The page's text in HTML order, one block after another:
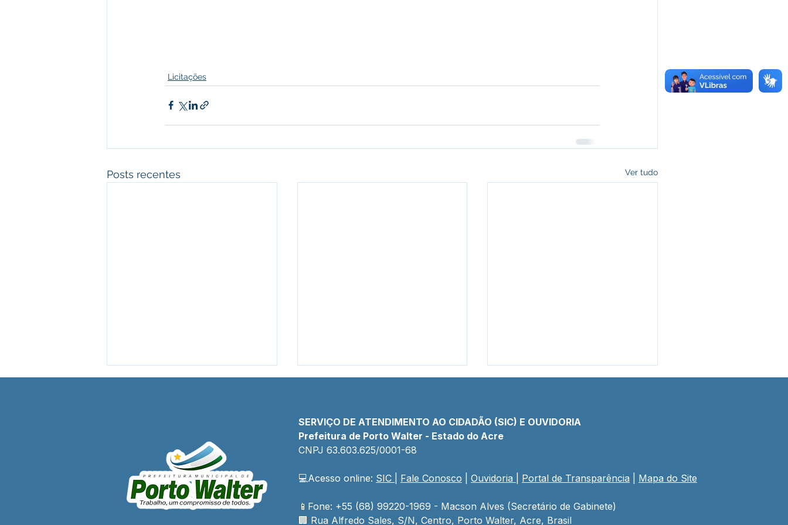
Licitações
Posts recentes Ver tudo
PP SRP 020/2025 - Aviso de
Licitação
PP SRP 019/2025 - Aviso de
Chamada Pública
Licitação
SERVIÇO DE ATENDIMENTO AO CIDADÃO (SIC) E OUVIDORIA
Prefeitura de Porto Walter - Estado do Acre
CNPJ 63.603.625/0001-68
💻Acesso online: SIC Fale Conosco Ouvidoria Portal de Transparência Mapa do Site
📱Fone: +55 (68) 99220-1969 - Macson Alves (Secretário de Gabinete)
🏢 Rua Alfredo Sales, S/N, Centro, Porto Walter, Acre, Brasil